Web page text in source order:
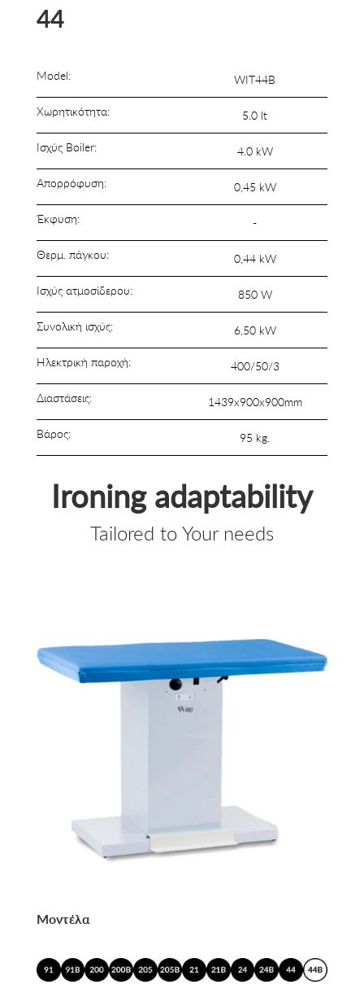
44
Model:
Χωρητικότητα:
Ισχύς Boiler:
Απορρόφυση:
Έκφυση:
Θερμ. πάγκου:
Ισχύς ατμοσίδερου:
Συνολική ισχύς:
Ηλεκτρική παροχή:
Διαστάσεις:
Βάρος:
WIT44B
5.0 lt
4.0 kW
0,45 kW
-
0,44 kW
850 W
6,50 kW
400/50/3
1439x900x900mm
95 kg.
Ironing adaptability
Tailored to Your needs
Μοντέλα